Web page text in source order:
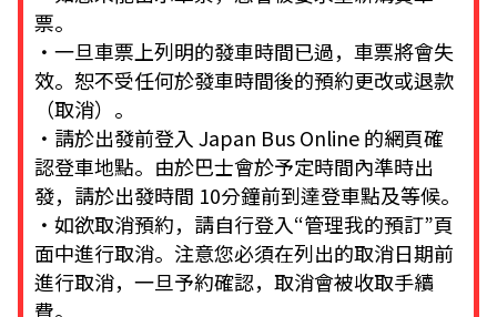
票。
・一旦車票上列明的發車時間已過，車票將會失
效。恕不受任何於發車時間後的預約更改或退款
（取消）。
・請於出發前登入 Japan Bus Online 的網頁確
認登車地點。由於巴士會於予定時間內準時出
發，請於出發時間 10分鐘前到達登車點及等候。
・如欲取消預約，請自行登入“管理我的預訂”頁
面中進行取消。注意您必須在列出的取消日期前
進行取消，一旦予約確認，取消會被收取手續
費。